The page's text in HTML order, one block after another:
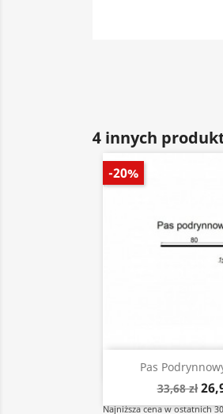
4 innych
Pas
33,68 zł
Najniższa cena w ostatnich
-20%
Szybki